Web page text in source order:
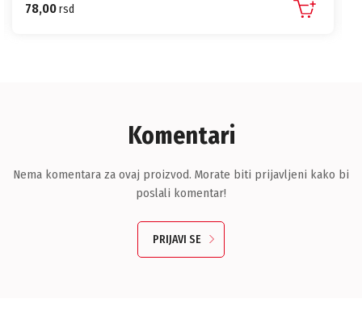
78,00rsd
Komentari
Nema komentara za ovaj proizvod. Morate biti prijavljeni kako bi
poslali komentar!
PRIJAVI SE